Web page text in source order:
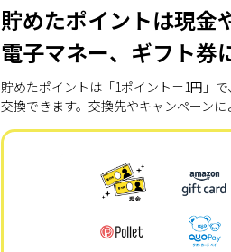
貯めたポイントは現金
電子マネー、ギフト券
貯めたポイントは「1ポイント＝1円」
交換できます。交換先やキャンペーン